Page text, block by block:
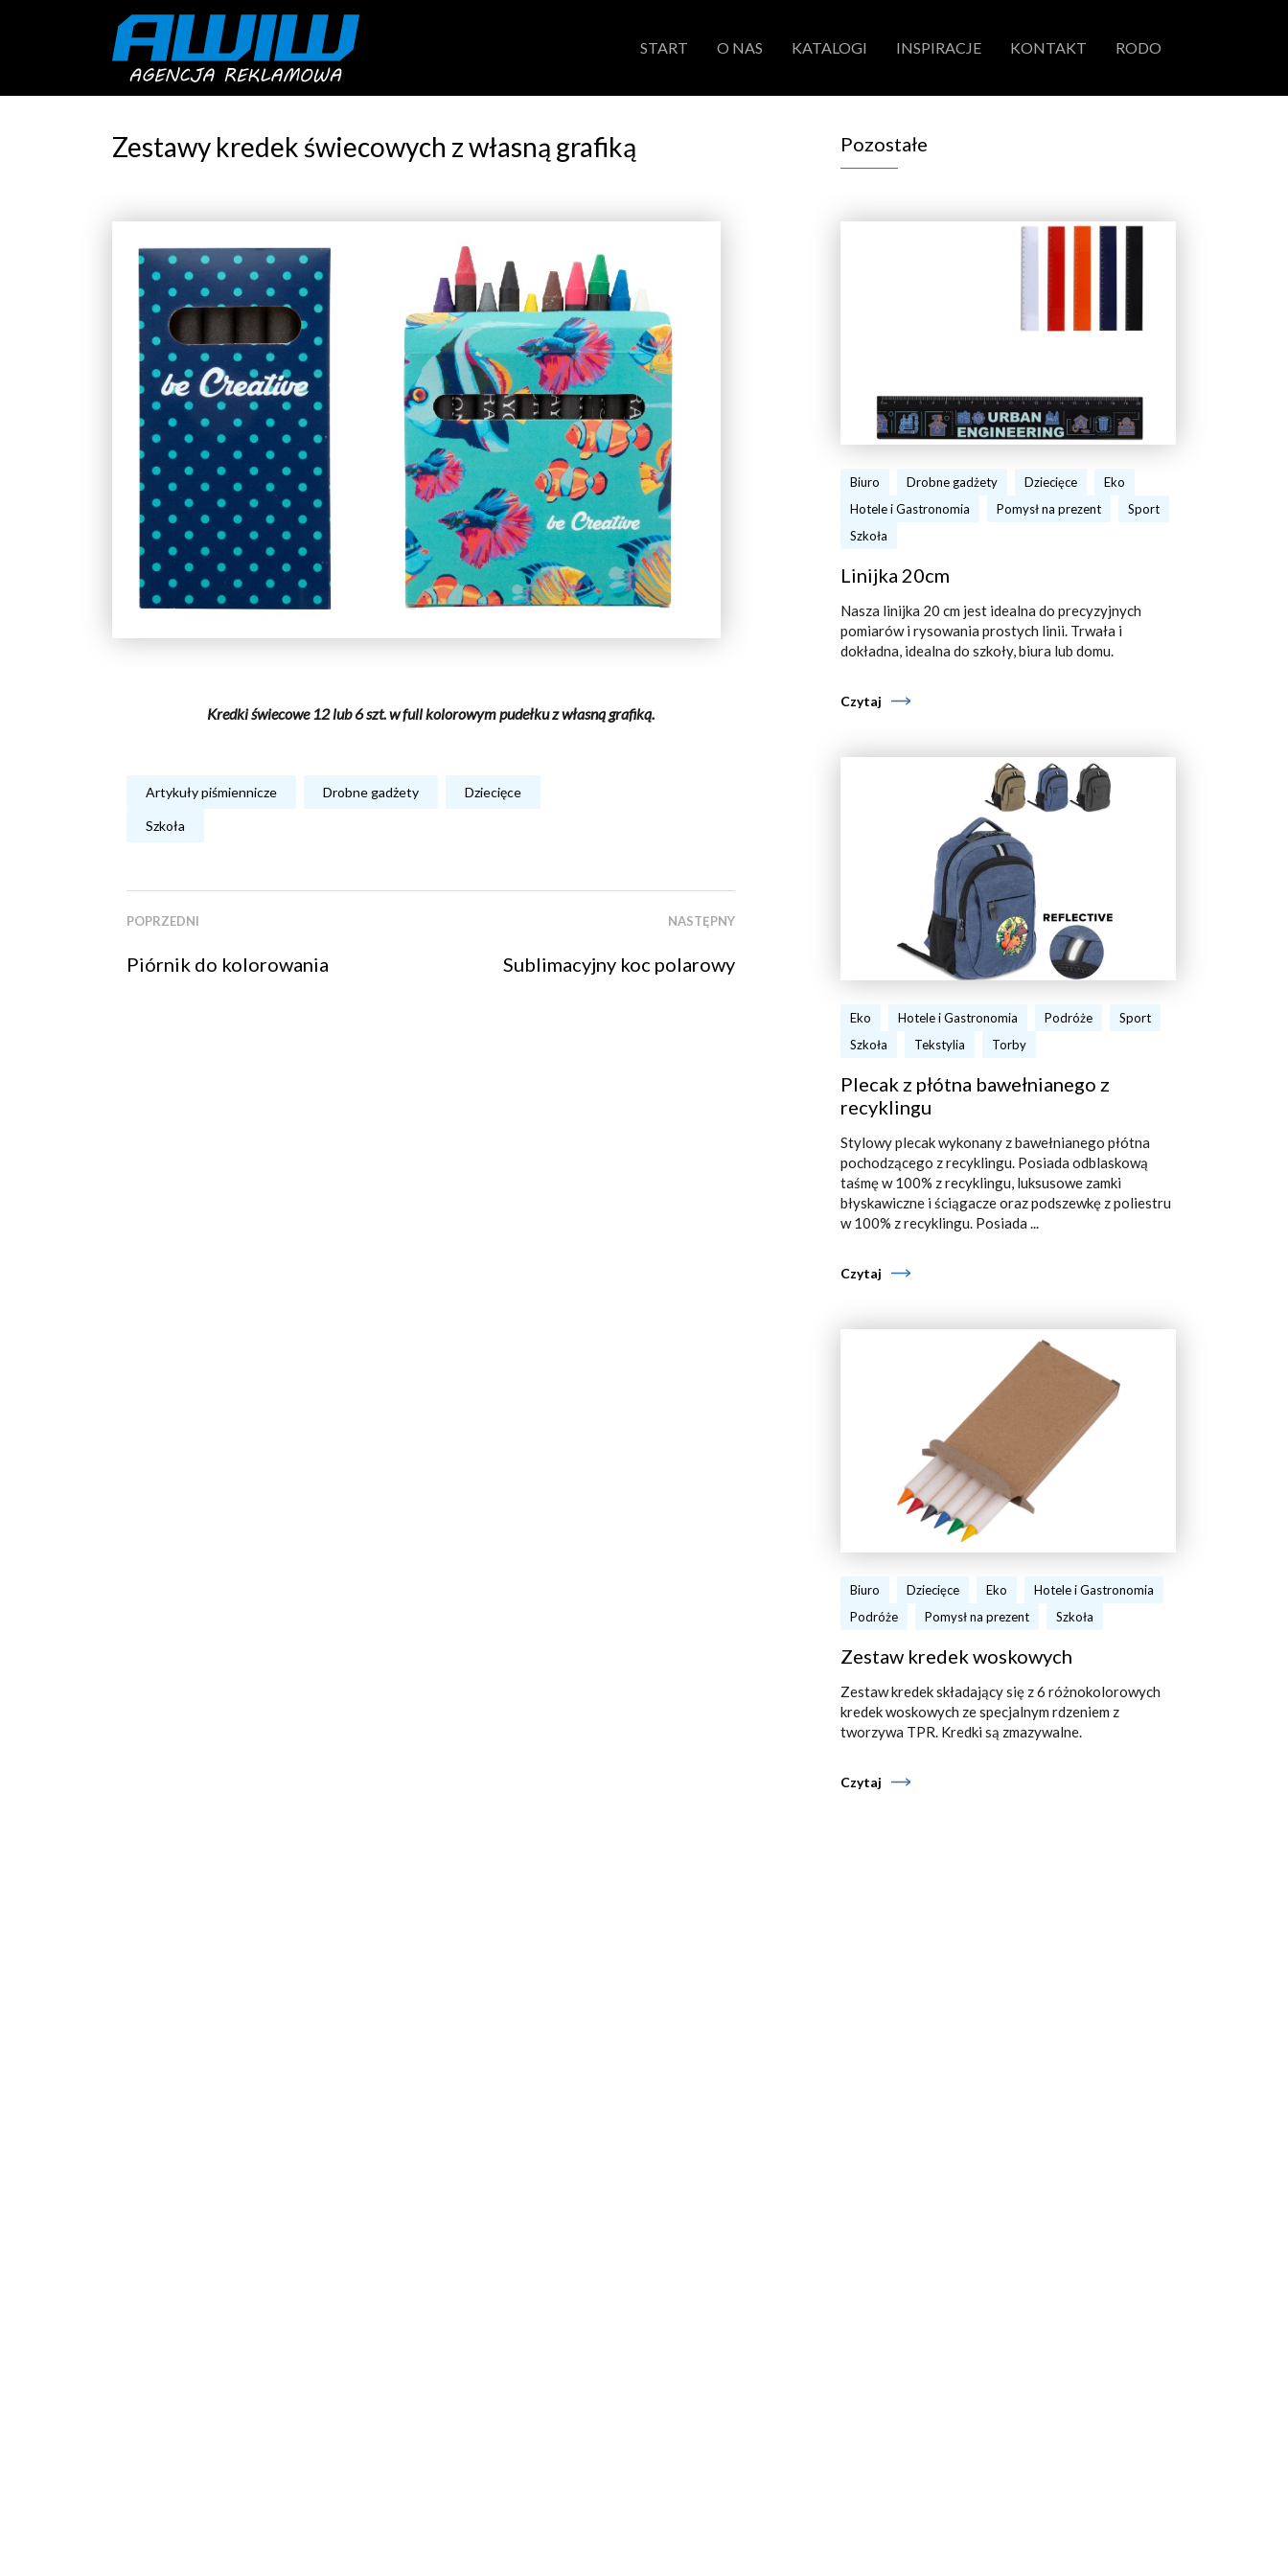
START O NAS KATALOGI INSPIRACJE KONTAKT RODO
Zestawy kredek świecowych z własną grafiką
Kredki świecowe 12 lub 6 szt. w full kolorowym pudełku z własną grafiką.
Artykuły piśmiennicze Drobne gadżety Dziecięce
Szkoła
POPRZEDNI
Piórnik do kolorowania
NASTĘPNY
Sublimacyjny koc polarowy
Pozostałe
Biuro Drobne gadżety Dziecięce
Eko
Hotele i Gastronomia
Pomysł na prezent
Sport
Szkoła
Linijka 20cm
Nasza linijka 20 cm jest idealna do precyzyjnych
pomiarów i rysowania prostych linii. Trwała i
dokładna, idealna do szkoły, biura lub domu.
Czytaj
Eko Hotele i Gastronomia Podróże
Sport
Szkoła
Tekstylia Torby
Plecak z płótna bawełnianego z
recyklingu
Stylowy plecak wykonany z bawełnianego płótna
pochodzącego z recyklingu. Posiada odblaskową
taśmę w 100% z recyklingu, luksusowe zamki
błyskawiczne i ściągacze oraz podszewkę z poliestru
w 100% z recyklingu. Posiada ...
Czytaj
Biuro Dziecięce Eko
Hotele i Gastronomia
Podróże
Pomysł na prezent Szkoła
Zestaw kredek woskowych
Zestaw kredek składający się z 6 różnokolorowych
kredek woskowych ze specjalnym rdzeniem z
tworzywa TPR. Kredki są zmazywalne.
Czytaj